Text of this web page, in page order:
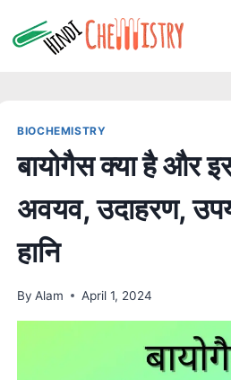
to
BIOCHEMISTRY
बायोगैस क्या है और
अवयव, उदाहरण,
हानि
By Alam April 1, 2024